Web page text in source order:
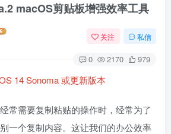
macOS剪贴板增强效率工具
关注 私信
0 2170 979
14 Sonoma 或更新版本
常需要复制粘贴的操作时，经常为了
一个复制内容。这让我们的办公效率